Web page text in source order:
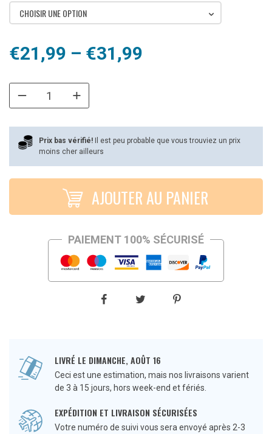
CHOISIR UNE OPTION
€21,99 – €31,99
Plage
prix :
€31,99
Prix bas vérifié!
Il est peu probable que vous trouviez un prix
moins cher ailleurs
AJOUTER AU PANIER
PAIEMENT 100% SÉCURISÉ
LIVRÉ LE DIMANCHE, AOÛT 16
Ceci est une estimation, mais nos livraisons varient
de 3 à 15 jours, hors week-end et fériés.
EXPÉDITION ET LIVRAISON SÉCURISÉES
Votre numéro de suivi vous sera envoyé après 2-3